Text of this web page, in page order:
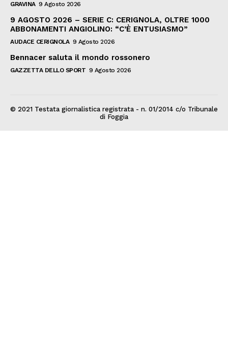
GRAVINA 9 Agosto 2026
9 AGOSTO 2026 – SERIE C: CERIGNOLA, OLTRE 1000
ABBONAMENTI ANGIOLINO: “C’È ENTUSIASMO”
AUDACE CERIGNOLA 9 Agosto 2026
Bennacer saluta il mondo rossonero
GAZZETTA DELLO SPORT 9 Agosto 2026
© 2021 Testata giornalistica registrata - n. 01/2014 c/o Tribunale
di Foggia